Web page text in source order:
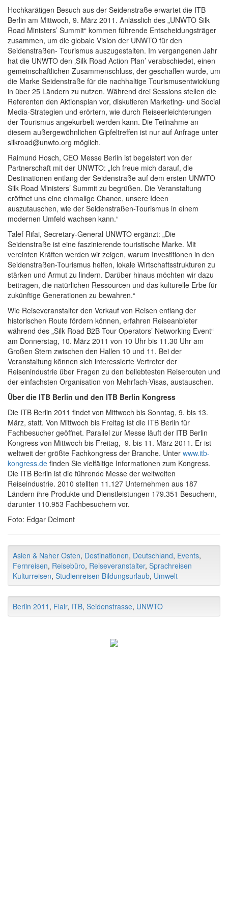
Hochkarätigen Besuch aus der Seidenstraße erwartet die ITB
Berlin am Mittwoch, 9. März 2011. Anlässlich des „UNWTO Silk
Road Ministers’ Summit“ kommen führende Entscheidungsträger
zusammen, um die globale Vision der UNWTO für den
Seidenstraßen- Tourismus auszugestalten. Im vergangenen Jahr
hat die UNWTO den ‚Silk Road Action Plan’ verabschiedet, einen
gemeinschaftlichen Zusammenschluss, der geschaffen wurde, um
die Marke Seidenstraße für die nachhaltige Tourismusentwicklung
in über 25 Ländern zu nutzen. Während drei Sessions stellen die
Referenten den Aktionsplan vor, diskutieren Marketing- und Social
Media-Strategien und erörtern, wie durch Reiseerleichterungen
der Tourismus angekurbelt werden kann. Die Teilnahme an
diesem außergewöhnlichen Gipfeltreffen ist nur auf Anfrage unter
silkroad@unwto.org möglich.
Raimund Hosch, CEO Messe Berlin ist begeistert von der
Partnerschaft mit der UNWTO: „Ich freue mich darauf, die
Destinationen entlang der Seidenstraße auf dem ersten UNWTO
Silk Road Ministers’ Summit zu begrüßen. Die Veranstaltung
eröffnet uns eine einmalige Chance, unsere Ideen
auszutauschen, wie der Seidenstraßen-Tourismus in einem
modernen Umfeld wachsen kann.“
Talef Rifai, Secretary-General UNWTO ergänzt: „Die
Seidenstraße ist eine faszinierende touristische Marke. Mit
vereinten Kräften werden wir zeigen, warum Investitionen in den
Seidenstraßen-Tourismus helfen, lokale Wirtschaftsstrukturen zu
stärken und Armut zu lindern. Darüber hinaus möchten wir dazu
beitragen, die natürlichen Ressourcen und das kulturelle Erbe für
zukünftige Generationen zu bewahren.“
Wie Reiseveranstalter den Verkauf von Reisen entlang der
historischen Route fördern können, erfahren Reiseanbieter
während des „Silk Road B2B Tour Operators’ Networking Event“
am Donnerstag, 10. März 2011 von 10 Uhr bis 11.30 Uhr am
Großen Stern zwischen den Hallen 10 und 11. Bei der
Veranstaltung können sich interessierte Vertreter der
Reisenindustrie über Fragen zu den beliebtesten Reiserouten und
der einfachsten Organisation von Mehrfach-Visas, austauschen.
Über die ITB Berlin und den ITB Berlin Kongress
Die ITB Berlin 2011 findet von Mittwoch bis Sonntag, 9. bis 13.
März, statt. Von Mittwoch bis Freitag ist die ITB Berlin für
Fachbesucher geöffnet. Parallel zur Messe läuft der ITB Berlin
Kongress von Mittwoch bis Freitag, 9. bis 11. März 2011. Er ist
weltweit der größte Fachkongress der Branche. Unter www.itb-
kongress.de finden Sie vielfältige Informationen zum Kongress.
Die ITB Berlin ist die führende Messe der weltweiten
Reiseindustrie. 2010 stellten 11.127 Unternehmen aus 187
Ländern ihre Produkte und Dienstleistungen 179.351 Besuchern,
darunter 110.953 Fachbesuchern vor.
Foto: Edgar Delmont
Asien & Naher Osten, Destinationen, Deutschland, Events,
Fernreisen, Reisebüro, Reiseveranstalter, Sprachreisen
Kulturreisen, Studienreisen Bildungsurlaub, Umwelt
Berlin 2011 , Flair, ITB, Seidenstrasse, UNWTO